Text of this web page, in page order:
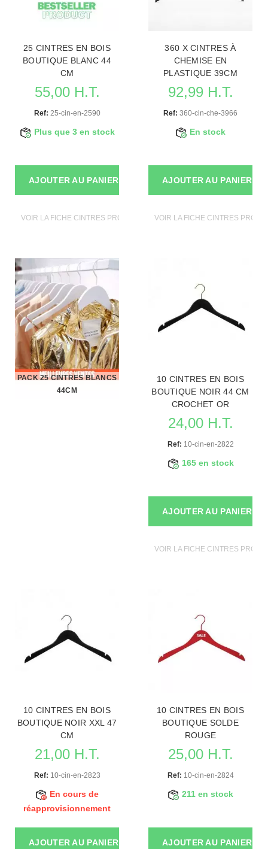
25 CINTRES EN BOIS
BOUTIQUE BLANC 44
CM
55,00 H.T.
Ref: 25-cin-en-2590
Plus que 3 en stock
AJOUTER AU PANIER
VOIR LA FICHE CINTRES PROFESSIONNELS
360 X CINTRES À
CHEMISE EN
PLASTIQUE 39CM
92,99 H.T.
Ref: 360-cin-che-3966
En stock
AJOUTER AU PANIER
VOIR LA FICHE CINTRES
PACK 25 CINTRES BLANCS
44CM
10 CINTRES EN BOIS
BOUTIQUE NOIR 44 CM
CROCHET OR
24,00 H.T.
Ref: 10-cin-en-2822
165 en stock
AJOUTER AU PANIER
VOIR LA FICHE CINTRES
10 CINTRES EN BOIS
BOUTIQUE NOIR XXL 47
CM
21,00 H.T.
Ref: 10-cin-en-2823
En cours de
réapprovisionnement
AJOUTER AU PANIER
10 CINTRES EN BOIS
BOUTIQUE SOLDE
ROUGE
25,00 H.T.
Ref: 10-cin-en-2824
211 en stock
AJOUTER AU PANIER